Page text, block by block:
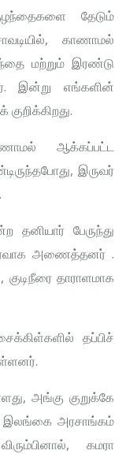
தேடும்
காணாமல்
மற்றும் இரண்டு
இன்று எங்களின்
ஆக்கப்பட்ட
இருவர்
பேருந்து
அணைத்தனர் .
தாராளமாக
தப்பிச்
அங்கு குறுக்கே
இலங்கை அரசாங்கம்
கமரா